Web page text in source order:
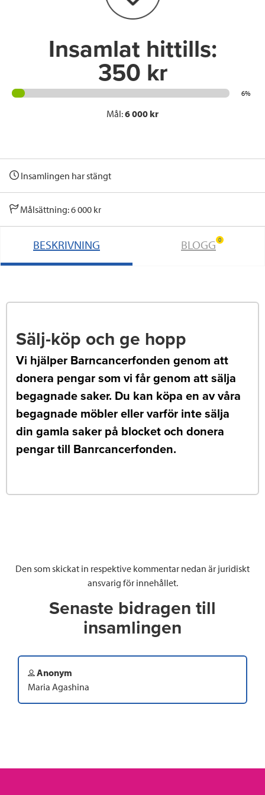
n
Insamlat hittills:
350 kr
6%
Mål:6 000 kr
Insamlingen har stängt
Målsättning: 6 000 kr
BESKRIVNING BLOGG 0
Sälj-köp och ge hopp
Vi hjälper Barncancerfonden genom att
donera pengar som vi får genom att sälja
begagnade saker. Du kan köpa en av våra
begagnade möbler eller varför inte sälja
din gamla saker på blocket och donera
pengar till Banrcancerfonden.
Den som skickat in respektive kommentar nedan är juridiskt
ansvarig för innehållet.
Senaste bidragen till
insamlingen
Anonym
Maria Agashina